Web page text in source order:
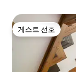
게스트 선호
게스트 선호